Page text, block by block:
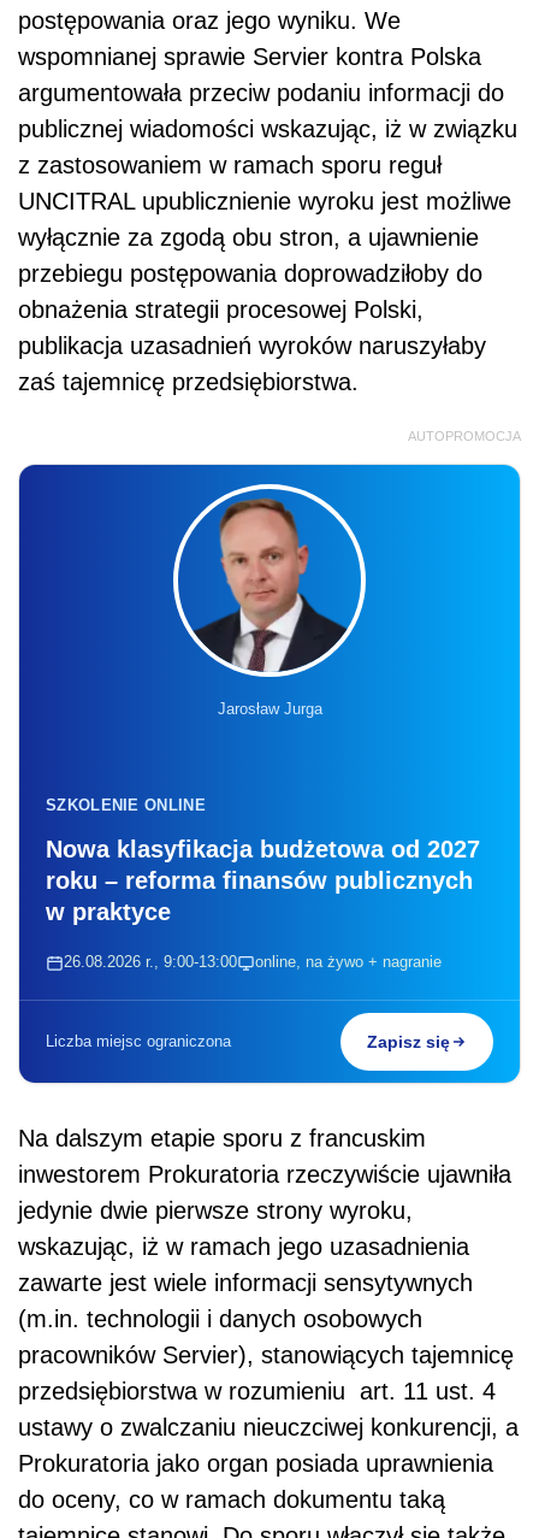
postępowania oraz jego wyniku. We
wspomnianej sprawie Servier kontra Polska
argumentowała przeciw podaniu informacji do
publicznej wiadomości wskazując, iż w związku
z zastosowaniem w ramach sporu reguł
UNCITRAL upublicznienie wyroku jest możliwe
wyłącznie za zgodą obu stron, a ujawnienie
przebiegu postępowania doprowadziłoby do
obnażenia strategii procesowej Polski,
publikacja uzasadnień wyroków naruszyłaby
zaś tajemnicę przedsiębiorstwa.
AUTOPROMOCJA
Jarosław Jurga
SZKOLENIE ONLINE
Nowa klasyfikacja budżetowa od 2027
roku – reforma finansów publicznych
w praktyce
26.08.2026 r., 9:00-13:00 online, na żywo + nagranie
Liczba miejsc ograniczona Zapisz się
Na dalszym etapie sporu z francuskim
inwestorem Prokuratoria rzeczywiście ujawniła
jedynie dwie pierwsze strony wyroku,
wskazując, iż w ramach jego uzasadnienia
zawarte jest wiele informacji sensytywnych
(m.in. technologii i danych osobowych
pracowników Servier), stanowiących tajemnicę
przedsiębiorstwa w rozumieniu art. 11 ust. 4
ustawy o zwalczaniu nieuczciwej konkurencji, a
Prokuratoria jako organ posiada uprawnienia
do oceny, co w ramach dokumentu taką